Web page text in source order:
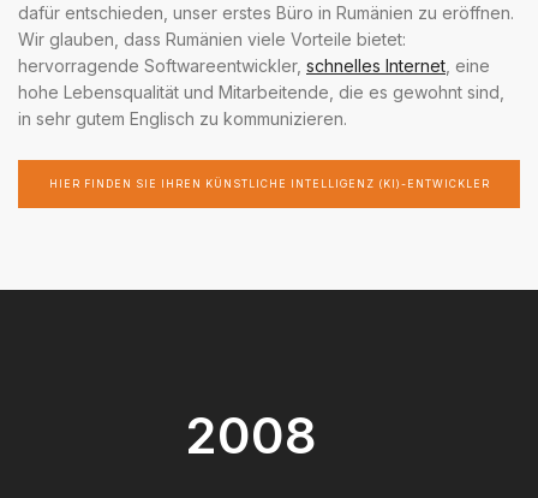
dafür entschieden, unser erstes Büro in Rumänien zu eröffnen.
Wir glauben, dass Rumänien viele Vorteile bietet:
hervorragende Softwareentwickler, schnelles Internet , eine
hohe Lebensqualität und Mitarbeitende, die es gewohnt sind,
in sehr gutem Englisch zu kommunizieren.
HIER FINDEN SIE IHREN KÜNSTLICHE INTELLIGENZ (KI)-ENTWICKLER
2008